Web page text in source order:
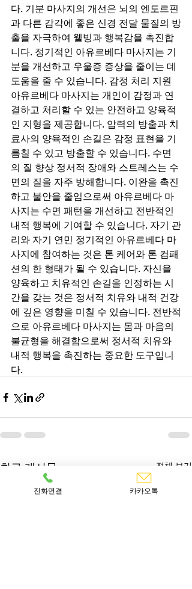
다. 기분 마사지의 개선은 뇌의 엔도르핀
과 다른 감각에 좋은 신경 전달 물질의 방
출을 자극하여 웰빙과 행복감을 촉진합
니다. 정기적인 아유르베다 마사지는 기
분을 개선하고 우울증 증상을 줄이는 데
도움을 줄 수 있습니다. 감정 처리 지원
아유르베다 마사지는 개인이 감정과 연
결하고 처리할 수 있는 안전하고 양육적
인 지형을 제공합니다. 압력의 방출과 치
료사의 양육적인 손길은 감정 표현을 기
름칠 수 있고 방출할 수 있습니다. 수면
의 질 향상 정서적 장애와 스트레스는 수
면의 질을 자주 방해합니다. 이완을 촉진
하고 불안을 줄임으로써 아유르베다 마
사지는 수면 패턴을 개선하고 전반적인
내적 행복에 기여할 수 있습니다. 자기 관
리와 자기 연민 정기적인 아유르베다 마
사지에 참여하는 것은 톤 케어와 톤 컴패
션의 한 형태가 될 수 있습니다. 자신을
양육하고 치유적인 손길을 인정하는 시
간을 갖는 것은 정서적 치유와 내적 건강
에 깊은 영향을 미칠 수 있습니다. 전반적
으로 아유르베다 마사지는 몸과 마음의
불균형을 해결함으로써 정서적 치유와
내적 행복을 촉진하는 중요한 도구입니
다.
최근 게시물 전체 보기
전화연결 카카오톡